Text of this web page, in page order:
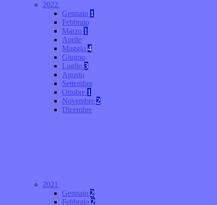
2022
Gennaio 1
Febbraio
Marzo 1
Aprile
Maggio 4
Giugno
Luglio 3
Agosto
Settembre
Ottobre 1
Novembre 2
Dicembre
2021
Gennaio 2
Febbraio 2